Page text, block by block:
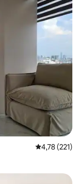
Μέση
4,78 (221)